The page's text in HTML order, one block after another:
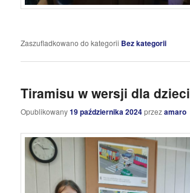
Zaszufladkowano do kategorii Bez kategorii
Tiramisu w wersji dla dzieci
Opublikowany19 października 2024przezamaro